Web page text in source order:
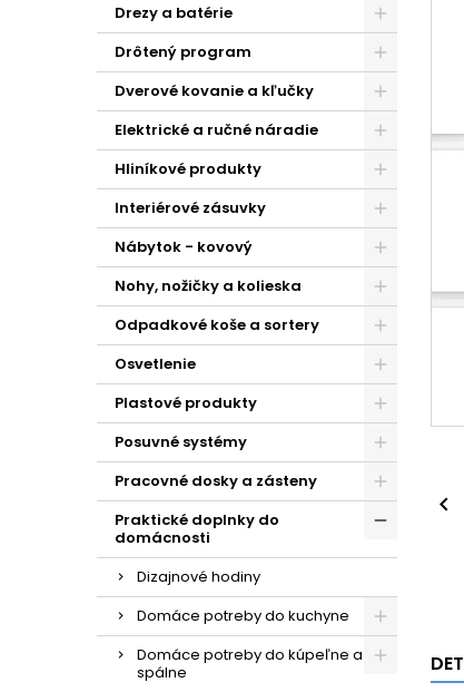
Drezy a batérie
Drôtený program
Dverové kovanie a kľučky
Elektrické a ručné náradie
Hliníkové produkty
Interiérové zásuvky
Nábytok - kovový
Nohy, nožičky a kolieska
Odpadkové koše a sortery
Osvetlenie
Plastové produkty
Posuvné systémy
Pracovné dosky a zásteny
Praktické doplnky do
domácnosti
Dizajnové hodiny
Domáce potreby do kuchyne
Domáce potreby do kúpeľne a
spálne
